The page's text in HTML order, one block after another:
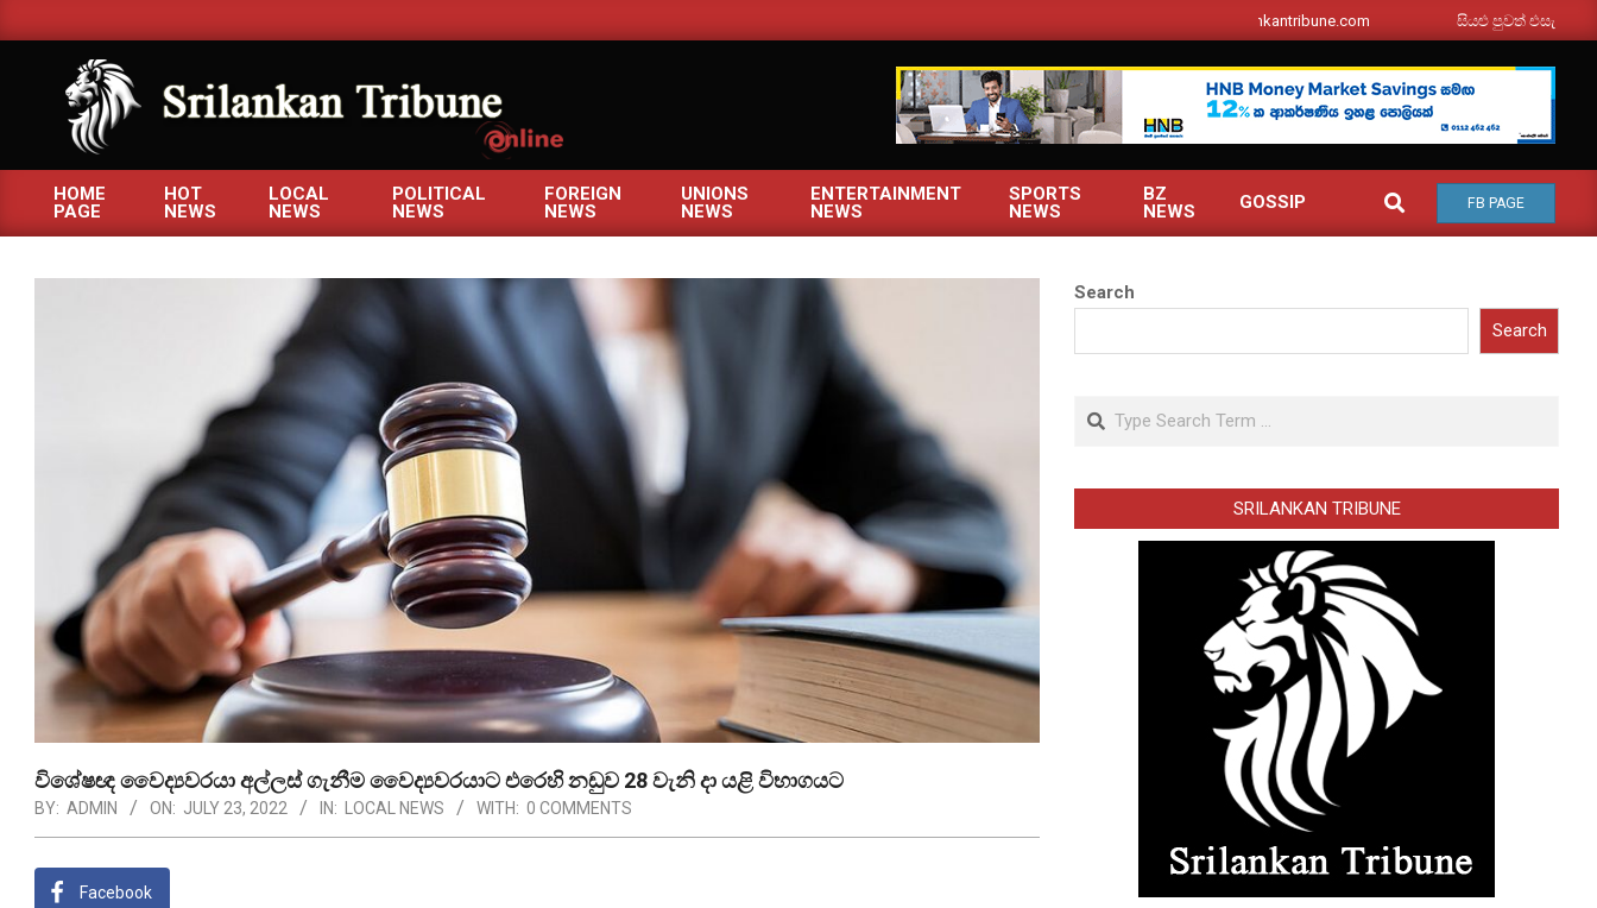
to
srilankantribune.com සියළු පුවත් එසැනින් ඔබ වෙත
SRILANKANTRIBUNE.COM
Primary
Menu
HOME
PAGE
HOT
NEWS
LOCAL
NEWS
POLITICAL
NEWS
FOREIGN
NEWS
UNIONS
NEWS
ENTERTAINMENT
NEWS
SPORTS
NEWS
BZ
NEWS
GOSSIP SEARCH
FB PAGE
විශේෂඥ වෛද්‍යවරයා අල්ලස් ගැනීම වෛද්‍යවරයාට එරෙහි නඩුව 28 වැනි දා යළි විභාගයට
BY: ADMIN ON: JULY 23, 2022 IN: LOCAL NEWS WITH: 0 COMMENTS
Facebook
Search
Search
Search
SRILANKAN TRIBUNE